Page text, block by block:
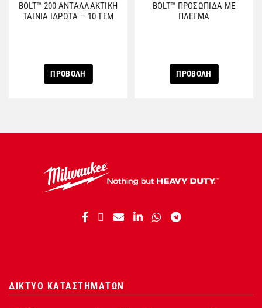
BOLT™ 200 ΑΝΤΑΛΛΑΚΤΙΚΗ
ΤΑΙΝΙΑ ΙΔΡΩΤΑ – 10 ΤΕΜ
ΠΡΟΒΟΛΗ
BOLT™ ΠΡΟΣΩΠΙΔΑ ΜΕ
ΠΛΕΓΜΑ
ΠΡΟΒΟΛΗ
ΔΙΚΤΥΟ ΚΑΤΑΣΤΗΜΑΤΩΝ